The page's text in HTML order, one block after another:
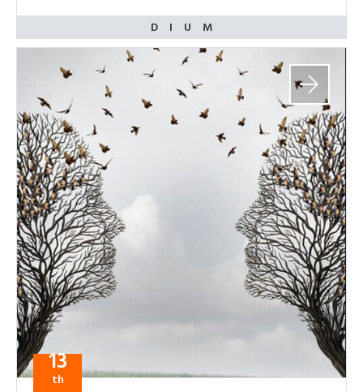
13
th